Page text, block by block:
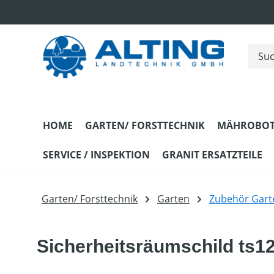
HOME GARTEN/ FORSTTECHNIK
SERVICE / INSPEKTION GRANIT ERSATZTEILE
Garten/ Forsttechnik Garten Zubehör
Sicherheitsräumschild